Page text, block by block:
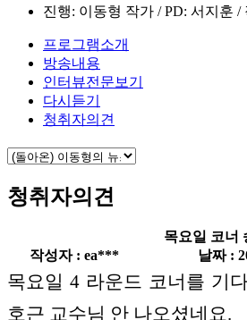
진행: 이동형 작가 / PD: 서지훈 /
프로그램소개
방송내용
인터뷰전문보기
다시듣기
청취자의견
청취자의견
목요일 코너
작성자 : ea***
날짜 :
목요일 4 라운드 코너를 기
호근 교수님 안 나오셨네요.